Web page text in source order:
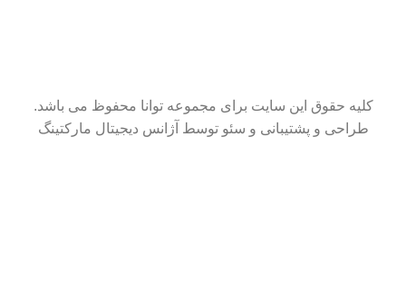
کلیه حقوق این سایت برای مجموعه توانا محفوظ می باشد.
طراحی و پشتیبانی و سئو توسط آژانس دیجیتال مارکتینگ